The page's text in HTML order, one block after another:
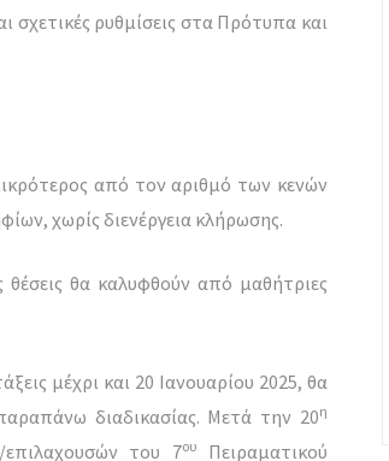
ρυθμίσεις στα Πρότυπα και
από τον αριθμό των κενών
χωρίς διενέργεια κλήρωσης.
θέσεις θα καλυφθούν από μαθήτριες
μέχρι και 20 Ιανουαρίου 2025, θα
διαδικασίας. Μετά την 20η
επιλαχουσών του 7ου
Πειραματικού